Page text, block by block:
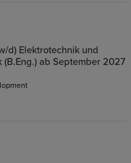
d) Elektrotechnik und
ab September 2027